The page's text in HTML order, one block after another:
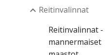
Reitinvalinnat
Reitinvalinnat -
mannermaiset